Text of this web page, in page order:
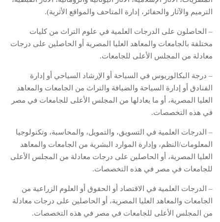
الترميم والآثار والحفائر، إدارة المتاحف والمواقع الأثرية).
– الحاصلون على الدرجات العلمية في علوم التراث من كليات
مختلفة بالجامعات والمعاهد العليا المصرية أو الحاصلين على درجات
معادلة من المجلس الأعلى للجامعات.
– درجة البكالوريوس في السياحة أو الإرشاد السياحي أو إدارة
الفنادق أو إدارة السياحة والضيافة والتراث من الجامعات والمعاهد
العليا المصرية، أو ما يعادلها من المجلس الأعلى للجامعات في مصر
في هذه التخصصات.
– الدرجات العلمية في التسويق، والتمويل، والمحاسبة، وتكنولوجيا
المعلومات/النظم، وإدارة الموارد البشرية من الجامعات والمعاهد
العليا المصرية، أو الحاصلين على درجات معادلة من المجلس الأعلى
للجامعات في مصر في هذه التخصصات.
– الدرجات العلمية في الاقتصاد أو الحقوق أو العلوم الزراعية من
الجامعات والمعاهد العليا المصرية، أو الحاصلين على درجات معادلة
من المجلس الأعلى للجامعات في مصر في هذه التخصصات.